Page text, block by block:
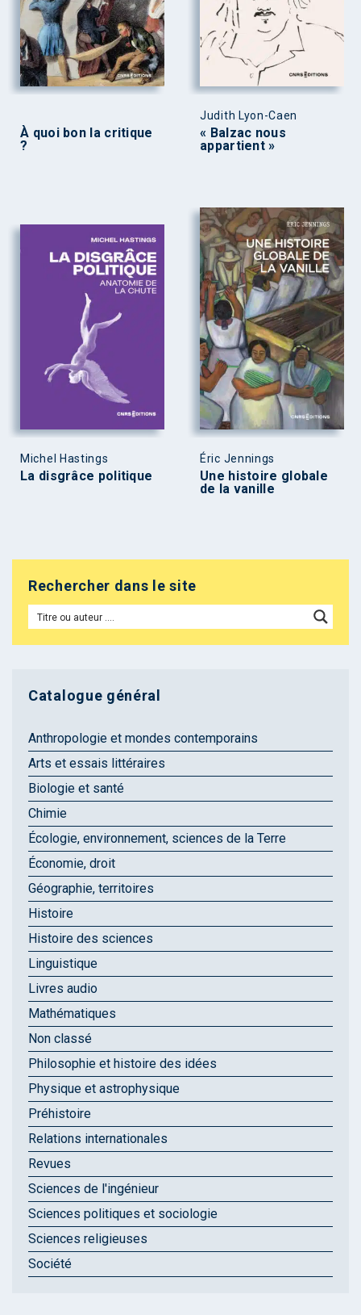
À quoi bon la critique
?
Judith Lyon-Caen
« Balzac nous
appartient »
Michel Hastings
La disgrâce politique
Éric Jennings
Une histoire globale
de la vanille
Rechercher dans le site
Catalogue général
Anthropologie et mondes contemporains
Arts et essais littéraires
Biologie et santé
Chimie
Écologie, environnement, sciences de la Terre
Économie, droit
Géographie, territoires
Histoire
Histoire des sciences
Linguistique
Livres audio
Mathématiques
Non classé
Philosophie et histoire des idées
Physique et astrophysique
Préhistoire
Relations internationales
Revues
Sciences de l'ingénieur
Sciences politiques et sociologie
Sciences religieuses
Société